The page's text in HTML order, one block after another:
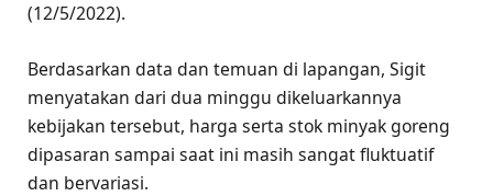
(12/5/2022).
Berdasarkan data dan temuan di lapangan, Sigit
menyatakan dari dua minggu dikeluarkannya
kebijakan tersebut, harga serta stok minyak goreng
dipasaran sampai saat ini masih sangat fluktuatif
dan bervariasi.